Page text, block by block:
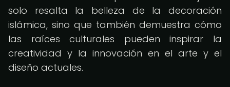
solo resalta la belleza de la decoración
islámica, sino que también demuestra cómo
las raíces culturales pueden inspirar la
creatividad y la innovación en el arte y el
diseño actuales.